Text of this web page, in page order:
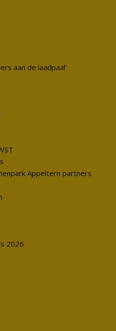
aan de laadpaal'
Appeltern partners
2026